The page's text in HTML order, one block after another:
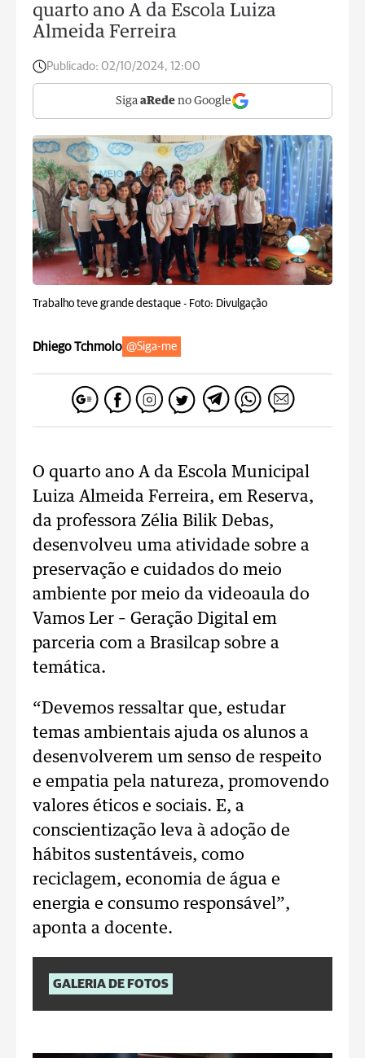
quarto ano A da Escola Luiza
Almeida Ferreira
Publicado: 02/10/2024, 12:00
Siga aRede no Google
Trabalho teve grande destaque - Foto: Divulgação
Dhiego Tchmolo @Siga-me
O quarto ano A da Escola Municipal
Luiza Almeida Ferreira, em Reserva,
da professora Zélia Bilik Debas,
desenvolveu uma atividade sobre a
preservação e cuidados do meio
ambiente por meio da videoaula do
Vamos Ler – Geração Digital em
parceria com a Brasilcap sobre a
temática.
“Devemos ressaltar que, estudar
temas ambientais ajuda os alunos a
desenvolverem um senso de respeito
e empatia pela natureza, promovendo
valores éticos e sociais. E, a
conscientização leva à adoção de
hábitos sustentáveis, como
reciclagem, economia de água e
energia e consumo responsável”,
aponta a docente.
GALERIA DE FOTOS